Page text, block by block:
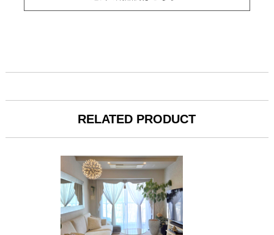
RELATED PRODUCT